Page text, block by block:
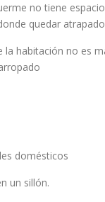
no tiene
quedar
la habitación no es
domésticos
un sillón.